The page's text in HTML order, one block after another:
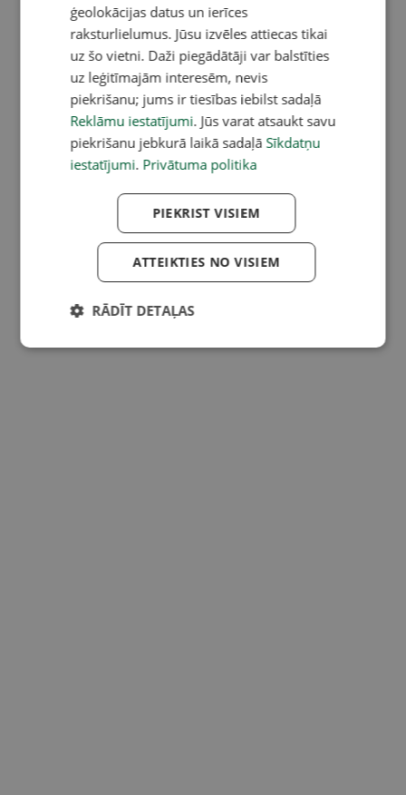
ģeolokācijas datus un ierīces
raksturlielumus. Jūsu izvēles attiecas tikai
uz šo vietni. Daži piegādātāji var balstīties
uz leģitīmajām interesēm, nevis
piekrišanu; jums ir tiesības iebilst sadaļā
Reklāmu iestatījumi. Jūs varat atsaukt savu
piekrišanu jebkurā laikā sadaļā Sīkdatņu
iestatījumi. Privātuma politika
PIEKRIST VISIEM
ATTEIKTIES NO VISIEM
RĀDĪT DETAĻAS